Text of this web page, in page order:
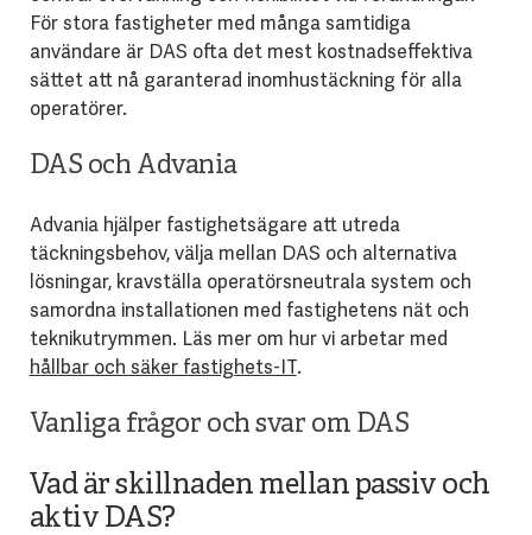
För stora fastigheter med många samtidiga
användare är DAS ofta det mest kostnadseffektiva
sättet att nå garanterad inomhustäckning för alla
operatörer.
DAS och Advania
Advania hjälper fastighetsägare att utreda
täckningsbehov, välja mellan DAS och alternativa
lösningar, kravställa operatörsneutrala system och
samordna installationen med fastighetens nät och
teknikutrymmen. Läs mer om hur vi arbetar med
hållbar och säker fastighets-IT.
Vanliga frågor och svar om DAS
Vad är skillnaden mellan passiv och
aktiv DAS?